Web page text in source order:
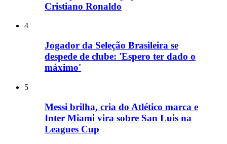
Cristiano Ronaldo
4
Jogador da Seleção Brasileira se
despede de clube: 'Espero ter dado o
máximo'
5
Messi brilha, cria do Atlético marca e
Inter Miami vira sobre San Luis na
Leagues Cup